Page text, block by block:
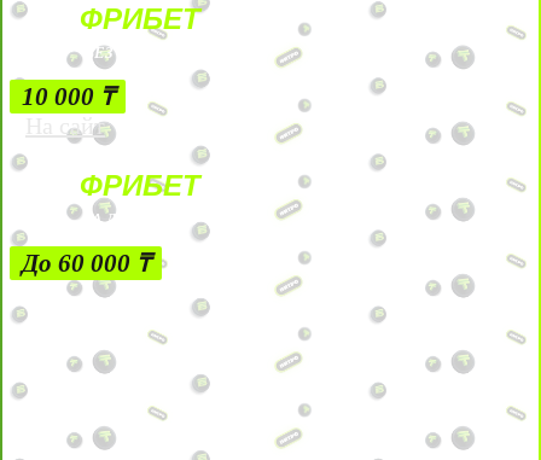
ФРИБЕТ
БЕЗ УСЛОВИЙ
10 000 ₸
На сайт
ФРИБЕТ
ЗА ДЕПОЗИТЫ
До 60 000 ₸